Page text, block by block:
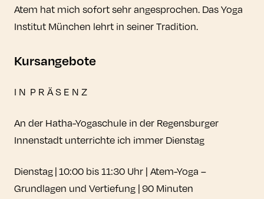
Atem hat mich sofort sehr angesprochen. Das Yoga
Institut München lehrt in seiner Tradition.
Kursangebote
I N P R Ä S E N Z
An der Hatha-Yogaschule in der Regensburger
Innenstadt unterrichte ich immer Dienstag
Dienstag | 10:00 bis 11:30 Uhr | Atem-Yoga –
Grundlagen und Vertiefung | 90 Minuten